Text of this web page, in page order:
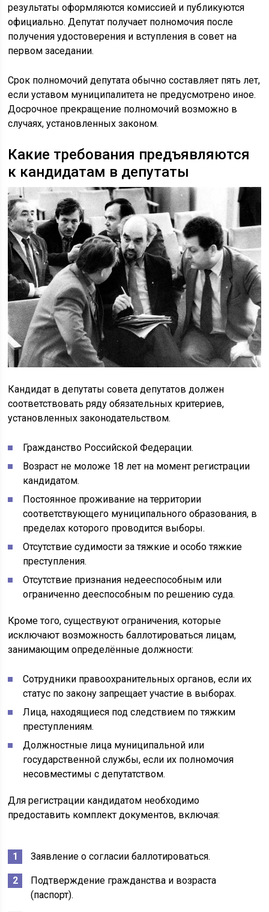
результаты оформляются комиссией и публикуются
официально. Депутат получает полномочия после
получения удостоверения и вступления в совет на
первом заседании.
Срок полномочий депутата обычно составляет пять лет,
если уставом муниципалитета не предусмотрено иное.
Досрочное прекращение полномочий возможно в
случаях, установленных законом.
Какие требования предъявляются
к кандидатам в депутаты
Кандидат в депутаты совета депутатов должен
соответствовать ряду обязательных критериев,
установленных законодательством.
Гражданство Российской Федерации.
Возраст не моложе 18 лет на момент регистрации
кандидатом.
Постоянное проживание на территории
соответствующего муниципального образования, в
пределах которого проводится выборы.
Отсутствие судимости за тяжкие и особо тяжкие
преступления.
Отсутствие признания недееспособным или
ограниченно дееспособным по решению суда.
Кроме того, существуют ограничения, которые
исключают возможность баллотироваться лицам,
занимающим определённые должности:
Сотрудники правоохранительных органов, если их
статус по закону запрещает участие в выборах.
Лица, находящиеся под следствием по тяжким
преступлениям.
Должностные лица муниципальной или
государственной службы, если их полномочия
несовместимы с депутатством.
Для регистрации кандидатом необходимо
предоставить комплект документов, включая:
Заявление о согласии баллотироваться.
Подтверждение гражданства и возраста
(паспорт).